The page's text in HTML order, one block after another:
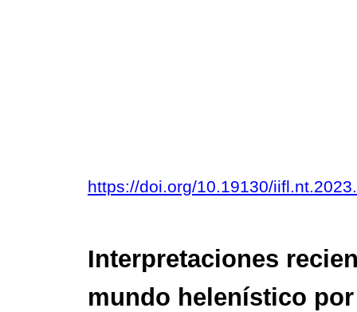
https://doi.org/10.19130/
Interpretaciones
mundo helenístico